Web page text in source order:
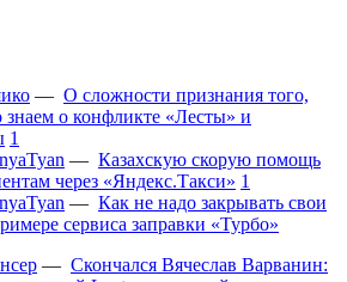
— О сложности признания того,
о конфликте «Лесты» и
1
— Казахскую скорую помощь
через «Яндекс.Такси» 1
— Как не надо закрывать свои
сервиса заправки «Турбо»
— Скончался Вячеслав Варванин: